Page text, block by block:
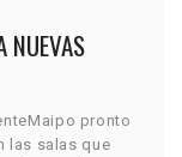
NUEVAS
pronto
las salas que